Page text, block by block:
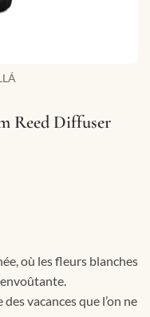
Reed Diffuser
où les fleurs blanches
vacances que l’on ne